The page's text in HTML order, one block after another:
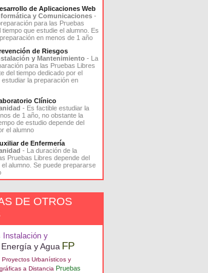
de Aplicaciones Web
y Comunicaciones -
para las Pruebas
tiempo que estudie el alumno. Es
en menos de 1 año
de Riesgos
y Mantenimiento - La
para las Pruebas Libres
del tiempo dedicado por el
la preparación en
Clínico
- Es factible estudiar la
de 1 año, no obstante la
de estudio depende del
el alumno
de Enfermería
- La duración de la
Pruebas Libres depende del
alumno. Se puede prepararse
DE OTROS
Instalación y
Energía y Agua FP
Proyectos Urbanísticos y
a Distancia Pruebas